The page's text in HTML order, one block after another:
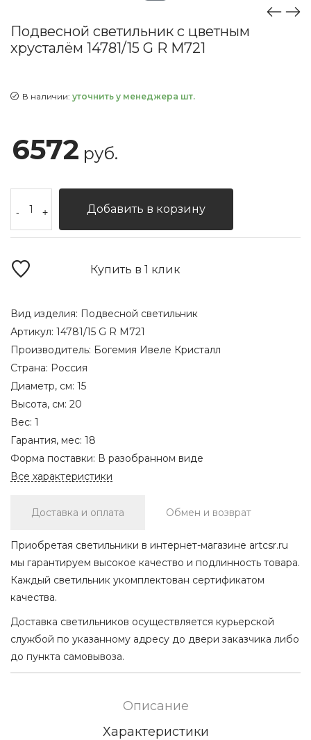
Подвесной светильник с цветным
хрусталём 14781/15 G R M721
В наличии: уточнить у менеджера шт.
6572 руб.
- + Добавить в корзину
Купить в 1 клик
Вид изделия: Подвесной светильник
Артикул: 14781/15 G R M721
Производитель: Богемия Ивеле Кристалл
Страна: Россия
Диаметр, см: 15
Высота, см: 20
Вес: 1
Гарантия, мес: 18
Форма поставки: В разобранном виде
Все характеристики
Доставка и оплата Обмен и возврат
Приобретая светильники в интернет-магазине artcsr.ru
мы гарантируем высокое качество и подлинность товара.
Каждый светильник укомплектован сертификатом
качества.
Доставка светильников осуществляется курьерской
службой по указанному адресу до двери заказчика либо
до пункта самовывоза.
Описание
Характеристики